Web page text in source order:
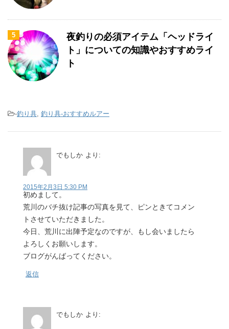
5
夜釣りの必須アイテム「ヘッドライ
ト」についての知識やおすすめライ
ト
-釣り具, 釣り具-おすすめルアー
でもしか より:
2015年2月3日 5:30 PM
初めまして。
荒川のバチ抜け記事の写真を見て、ピンときてコメン
トさせていただきました。
今日、荒川に出陣予定なのですが、もし会いましたら
よろしくお願いします。
ブログがんばってください。
返信
でもしか より: